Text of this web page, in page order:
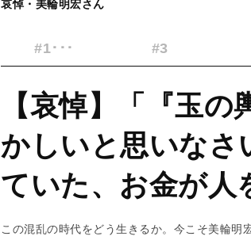
哀悼・美輪明宏さん
#1･･･ #3
【哀悼】「『玉
かしいと思いなさ
ていた、お金が人
この混乱の時代をどう生きるか。今こそ美輪